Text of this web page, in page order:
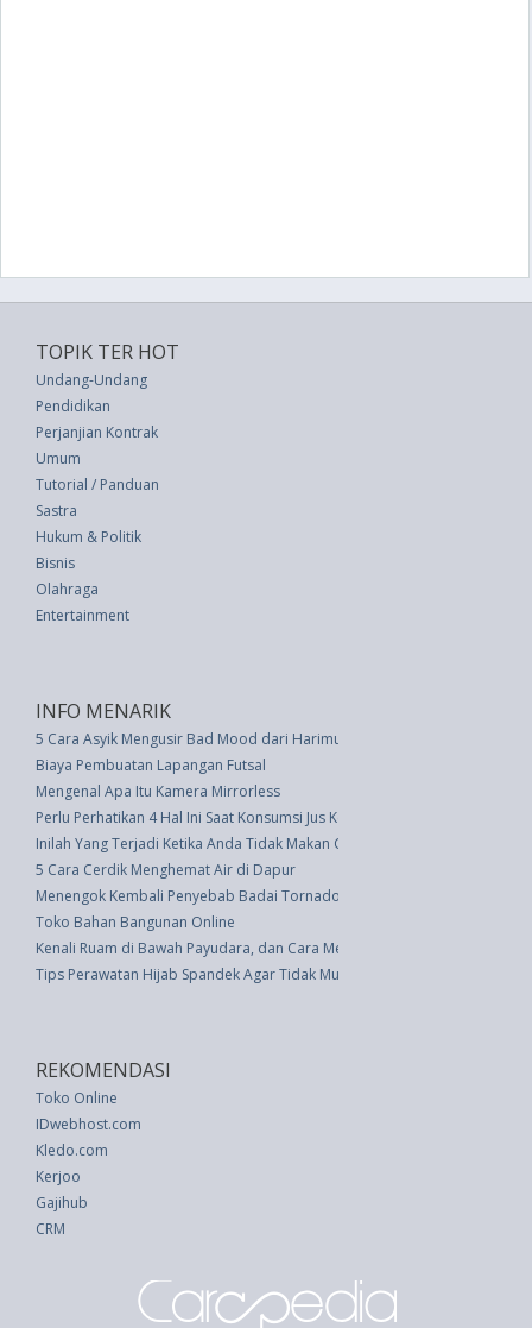
TOPIK TER HOT
Undang-Undang
Pendidikan
Perjanjian Kontrak
Umum
Tutorial / Panduan
Sastra
Hukum & Politik
Bisnis
Olahraga
Entertainment
INFO MENARIK
5 Cara Asyik Mengusir Bad Mood dari Harimu
Biaya Pembuatan Lapangan Futsal
Mengenal Apa Itu Kamera Mirrorless
Perlu Perhatikan 4 Hal Ini Saat Konsumsi Jus Kemasan
Inilah Yang Terjadi Ketika Anda Tidak Makan Cukup Setelah Berolahraga
5 Cara Cerdik Menghemat Air di Dapur
Menengok Kembali Penyebab Badai Tornado di Oklahoma
Toko Bahan Bangunan Online
Kenali Ruam di Bawah Payudara, dan Cara Menghilangkannya
Tips Perawatan Hijab Spandek Agar Tidak Mudah Melar
REKOMENDASI
Toko Online
IDwebhost.com
Kledo.com
Kerjoo
Gajihub
CRM